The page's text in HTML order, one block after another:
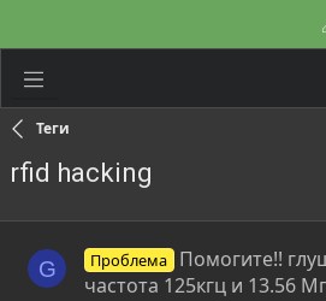
Теги
rfid hacking
G Проблема
Помогите!!
частота 125кгц и 13.56